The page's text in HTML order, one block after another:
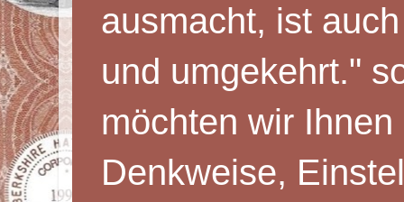
ausmacht, ist
und umgekehrt."
möchten wir
Denkweise,